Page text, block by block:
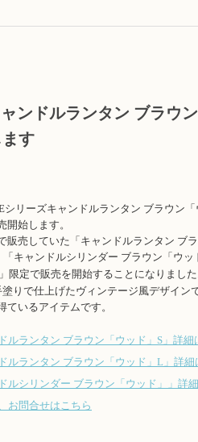
ンドルランタン ブラウ
す
シリーズキャンドルランタン ブラウン
開始します。
販売していた「キャンドルランタン ブ
キャンドルシリンダー ブラウン「ウ
」限定で販売を開始することになりました
りで仕上げたヴィンテージ風デザイ
ているアイテムです。
ルランタン ブラウン「ウッド」S」詳細
ルランタン ブラウン「ウッド」L」詳細
ルシリンダー ブラウン「ウッド」」詳
お問合せはこちら